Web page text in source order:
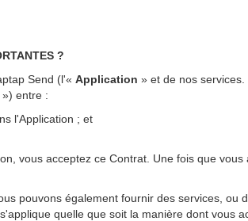
?
Send (l'« Application » et de nos
») entre :
l'Application ; et
vous acceptez ce Contrat. Une fois que
pouvons également fournir des services, ou
quelle que soit la manière dont vous